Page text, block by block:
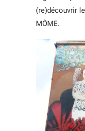
(re)découvrir
MÔME.